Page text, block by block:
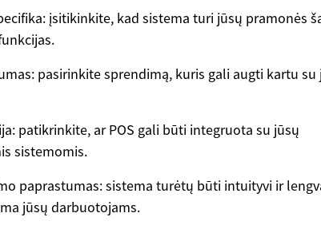
įsitikinkite, kad sistema turi jūsų pramonės
pasirinkite sprendimą, kuris gali augti kartu su
patikrinkite, ar POS gali būti integruota su jūsų
sistemomis.
paprastumas: sistema turėtų būti intuityvi ir
jūsų darbuotojams.